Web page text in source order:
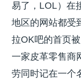
易了，LOL）在
地区的网站都受
拉OK吧的首页
一家皮革零售商
劳同时记在一个